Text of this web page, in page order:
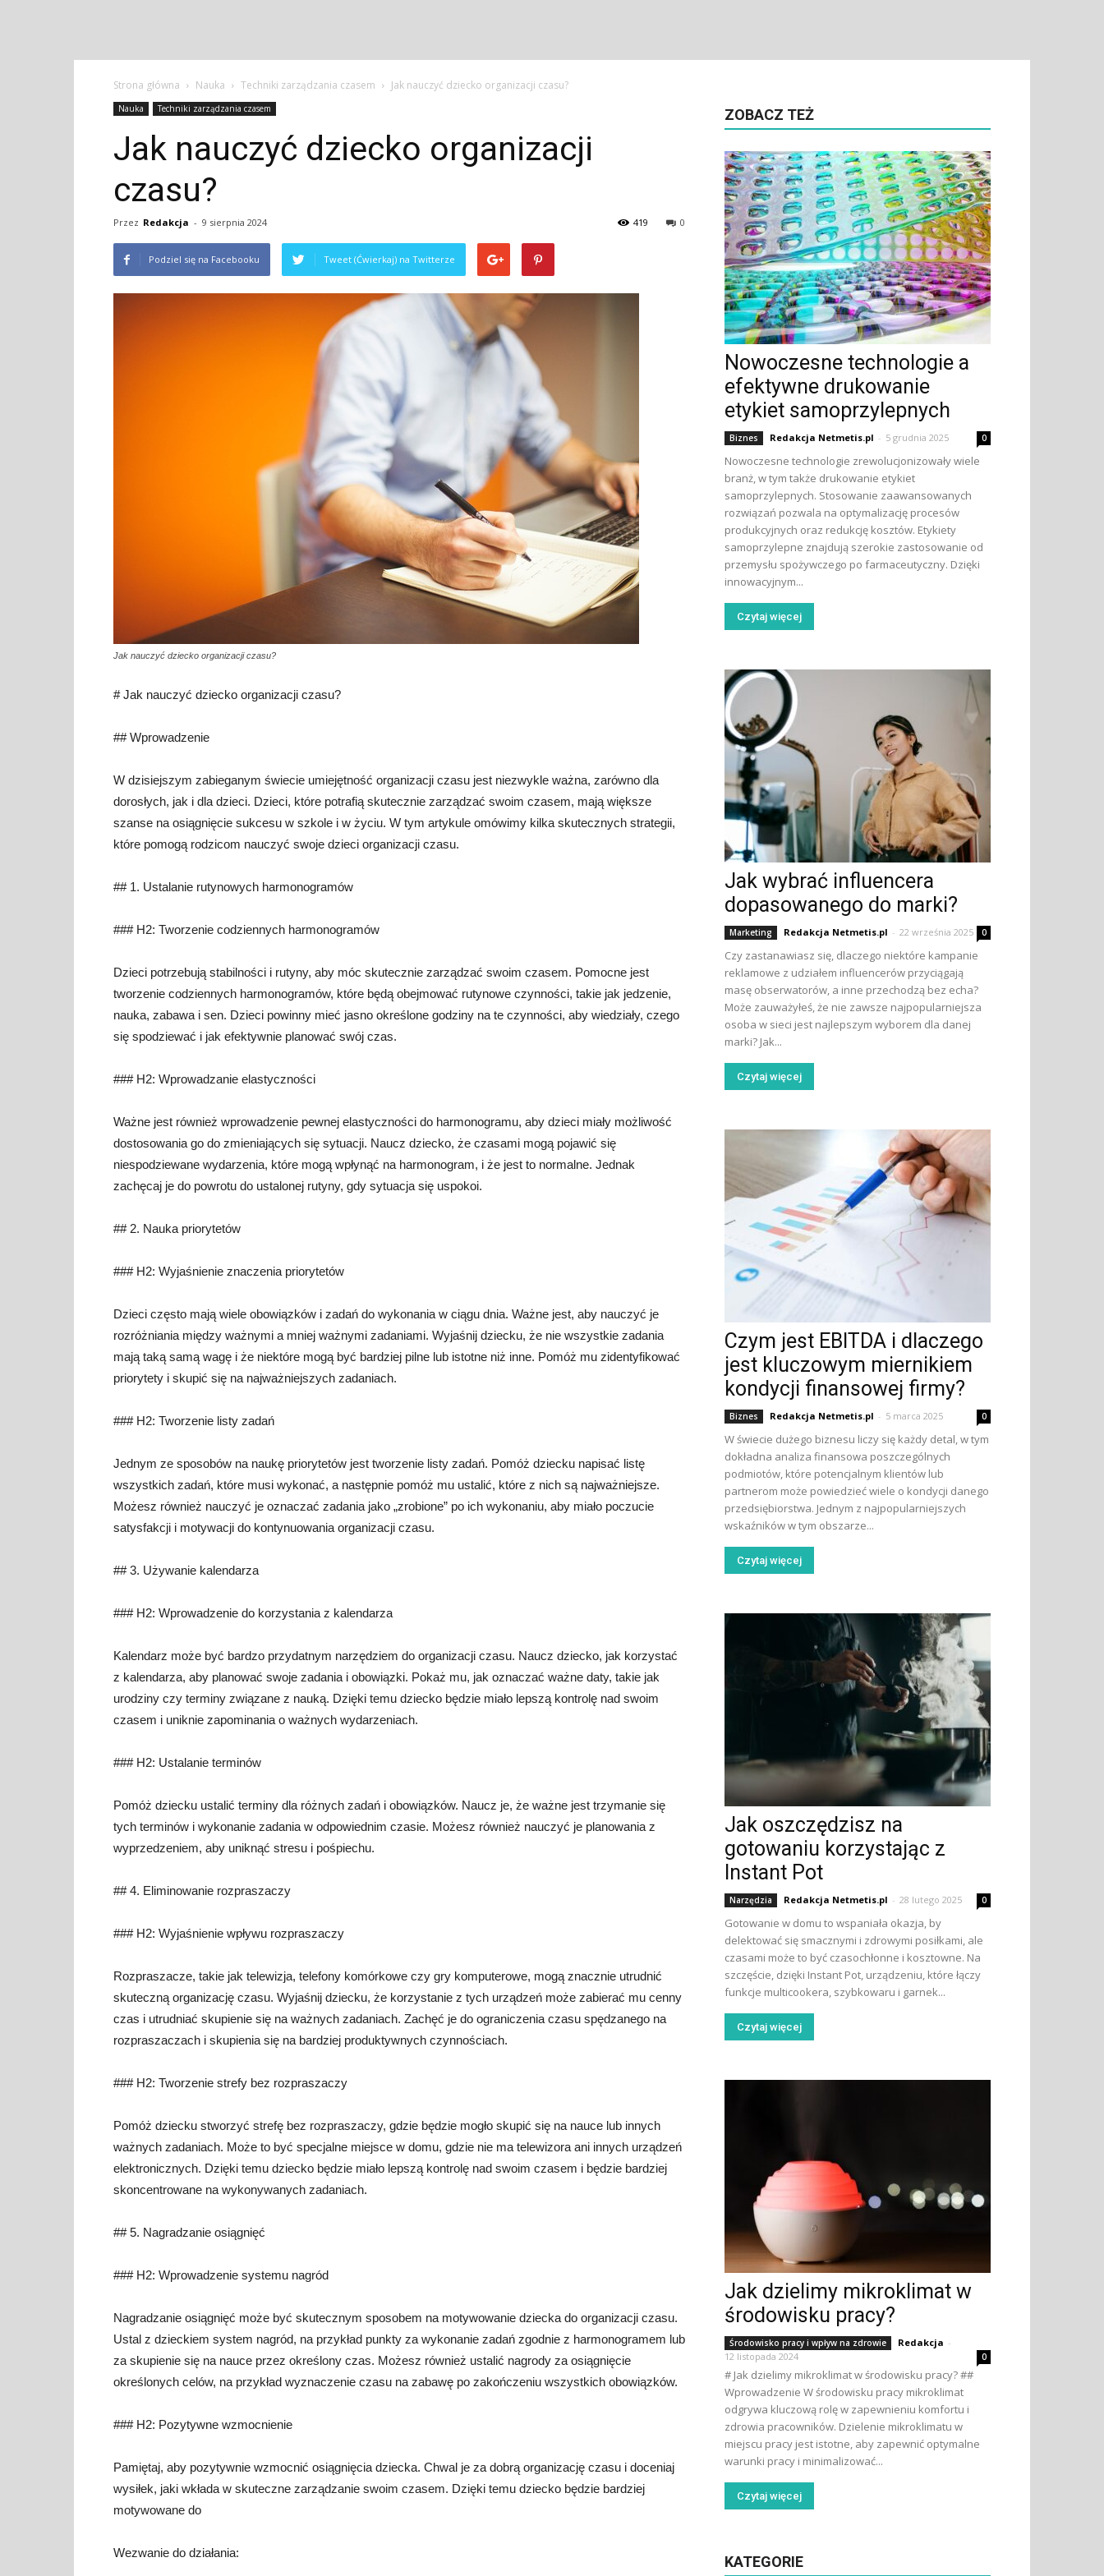
Strona główna Nauka Techniki zarządzania czasem Jak nauczyć dziecko organizacji czasu?
Nauka Techniki zarządzania czasem
Jak nauczyć dziecko organizacji
czasu?
Przez Redakcja - 9 sierpnia 2024 0
419
Podziel się na Facebooku Tweet (Ćwierkaj) na Twitterze
Jak nauczyć dziecko organizacji czasu?
# Jak nauczyć dziecko organizacji czasu?
## Wprowadzenie
W dzisiejszym zabieganym świecie umiejętność organizacji czasu jest niezwykle ważna, zarówno dla
dorosłych, jak i dla dzieci. Dzieci, które potrafią skutecznie zarządzać swoim czasem, mają większe
szanse na osiągnięcie sukcesu w szkole i w życiu. W tym artykule omówimy kilka skutecznych strategii,
które pomogą rodzicom nauczyć swoje dzieci organizacji czasu.
## 1. Ustalanie rutynowych harmonogramów
### H2: Tworzenie codziennych harmonogramów
Dzieci potrzebują stabilności i rutyny, aby móc skutecznie zarządzać swoim czasem. Pomocne jest
tworzenie codziennych harmonogramów, które będą obejmować rutynowe czynności, takie jak jedzenie,
nauka, zabawa i sen. Dzieci powinny mieć jasno określone godziny na te czynności, aby wiedziały, czego
się spodziewać i jak efektywnie planować swój czas.
### H2: Wprowadzanie elastyczności
Ważne jest również wprowadzenie pewnej elastyczności do harmonogramu, aby dzieci miały możliwość
dostosowania go do zmieniających się sytuacji. Naucz dziecko, że czasami mogą pojawić się
niespodziewane wydarzenia, które mogą wpłynąć na harmonogram, i że jest to normalne. Jednak
zachęcaj je do powrotu do ustalonej rutyny, gdy sytuacja się uspokoi.
## 2. Nauka priorytetów
### H2: Wyjaśnienie znaczenia priorytetów
Dzieci często mają wiele obowiązków i zadań do wykonania w ciągu dnia. Ważne jest, aby nauczyć je
rozróżniania między ważnymi a mniej ważnymi zadaniami. Wyjaśnij dziecku, że nie wszystkie zadania
mają taką samą wagę i że niektóre mogą być bardziej pilne lub istotne niż inne. Pomóż mu zidentyfikować
priorytety i skupić się na najważniejszych zadaniach.
### H2: Tworzenie listy zadań
Jednym ze sposobów na naukę priorytetów jest tworzenie listy zadań. Pomóż dziecku napisać listę
wszystkich zadań, które musi wykonać, a następnie pomóż mu ustalić, które z nich są najważniejsze.
Możesz również nauczyć je oznaczać zadania jako „zrobione” po ich wykonaniu, aby miało poczucie
satysfakcji i motywacji do kontynuowania organizacji czasu.
## 3. Używanie kalendarza
### H2: Wprowadzenie do korzystania z kalendarza
Kalendarz może być bardzo przydatnym narzędziem do organizacji czasu. Naucz dziecko, jak korzystać
z kalendarza, aby planować swoje zadania i obowiązki. Pokaż mu, jak oznaczać ważne daty, takie jak
urodziny czy terminy związane z nauką. Dzięki temu dziecko będzie miało lepszą kontrolę nad swoim
czasem i uniknie zapominania o ważnych wydarzeniach.
### H2: Ustalanie terminów
Pomóż dziecku ustalić terminy dla różnych zadań i obowiązków. Naucz je, że ważne jest trzymanie się
tych terminów i wykonanie zadania w odpowiednim czasie. Możesz również nauczyć je planowania z
wyprzedzeniem, aby uniknąć stresu i pośpiechu.
## 4. Eliminowanie rozpraszaczy
### H2: Wyjaśnienie wpływu rozpraszaczy
Rozpraszacze, takie jak telewizja, telefony komórkowe czy gry komputerowe, mogą znacznie utrudnić
skuteczną organizację czasu. Wyjaśnij dziecku, że korzystanie z tych urządzeń może zabierać mu cenny
czas i utrudniać skupienie się na ważnych zadaniach. Zachęć je do ograniczenia czasu spędzanego na
rozpraszaczach i skupienia się na bardziej produktywnych czynnościach.
### H2: Tworzenie strefy bez rozpraszaczy
Pomóż dziecku stworzyć strefę bez rozpraszaczy, gdzie będzie mogło skupić się na nauce lub innych
ważnych zadaniach. Może to być specjalne miejsce w domu, gdzie nie ma telewizora ani innych urządzeń
elektronicznych. Dzięki temu dziecko będzie miało lepszą kontrolę nad swoim czasem i będzie bardziej
skoncentrowane na wykonywanych zadaniach.
## 5. Nagradzanie osiągnięć
### H2: Wprowadzenie systemu nagród
Nagradzanie osiągnięć może być skutecznym sposobem na motywowanie dziecka do organizacji czasu.
Ustal z dzieckiem system nagród, na przykład punkty za wykonanie zadań zgodnie z harmonogramem lub
za skupienie się na nauce przez określony czas. Możesz również ustalić nagrody za osiągnięcie
określonych celów, na przykład wyznaczenie czasu na zabawę po zakończeniu wszystkich obowiązków.
### H2: Pozytywne wzmocnienie
Pamiętaj, aby pozytywnie wzmocnić osiągnięcia dziecka. Chwal je za dobrą organizację czasu i doceniaj
wysiłek, jaki wkłada w skuteczne zarządzanie swoim czasem. Dzięki temu dziecko będzie bardziej
motywowane do
Wezwanie do działania:
ZOBACZ TEŻ
Nowoczesne technologie a
efektywne drukowanie
etykiet samoprzylepnych
Biznes Redakcja Netmetis.pl - 5 grudnia 2025 0
Nowoczesne technologie zrewolucjonizowały wiele
branż, w tym także drukowanie etykiet
samoprzylepnych. Stosowanie zaawansowanych
rozwiązań pozwala na optymalizację procesów
produkcyjnych oraz redukcję kosztów. Etykiety
samoprzylepne znajdują szerokie zastosowanie od
przemysłu spożywczego po farmaceutyczny. Dzięki
innowacyjnym...
Czytaj więcej
Jak wybrać influencera
dopasowanego do marki?
Marketing Redakcja Netmetis.pl - 22 września 2025 0
Czy zastanawiasz się, dlaczego niektóre kampanie
reklamowe z udziałem influencerów przyciągają
masę obserwatorów, a inne przechodzą bez echa?
Może zauważyłeś, że nie zawsze najpopularniejsza
osoba w sieci jest najlepszym wyborem dla danej
marki? Jak...
Czytaj więcej
Czym jest EBITDA i dlaczego
jest kluczowym miernikiem
kondycji finansowej firmy?
Biznes Redakcja Netmetis.pl - 5 marca 2025 0
W świecie dużego biznesu liczy się każdy detal, w tym
dokładna analiza finansowa poszczególnych
podmiotów, które potencjalnym klientów lub
partnerom może powiedzieć wiele o kondycji danego
przedsiębiorstwa. Jednym z najpopularniejszych
wskaźników w tym obszarze...
Czytaj więcej
Jak oszczędzisz na
gotowaniu korzystając z
Instant Pot
Narzędzia Redakcja Netmetis.pl - 28 lutego 2025 0
Gotowanie w domu to wspaniała okazja, by
delektować się smacznymi i zdrowymi posiłkami, ale
czasami może to być czasochłonne i kosztowne. Na
szczęście, dzięki Instant Pot, urządzeniu, które łączy
funkcje multicookera, szybkowaru i garnek...
Czytaj więcej
Jak dzielimy mikroklimat w
środowisku pracy?
Środowisko pracy i wpływ na zdrowie Redakcja -
12 listopada 2024
0
# Jak dzielimy mikroklimat w środowisku pracy? ##
Wprowadzenie W środowisku pracy mikroklimat
odgrywa kluczową rolę w zapewnieniu komfortu i
zdrowia pracowników. Dzielenie mikroklimatu w
miejscu pracy jest istotne, aby zapewnić optymalne
warunki pracy i minimalizować...
Czytaj więcej
KATEGORIE